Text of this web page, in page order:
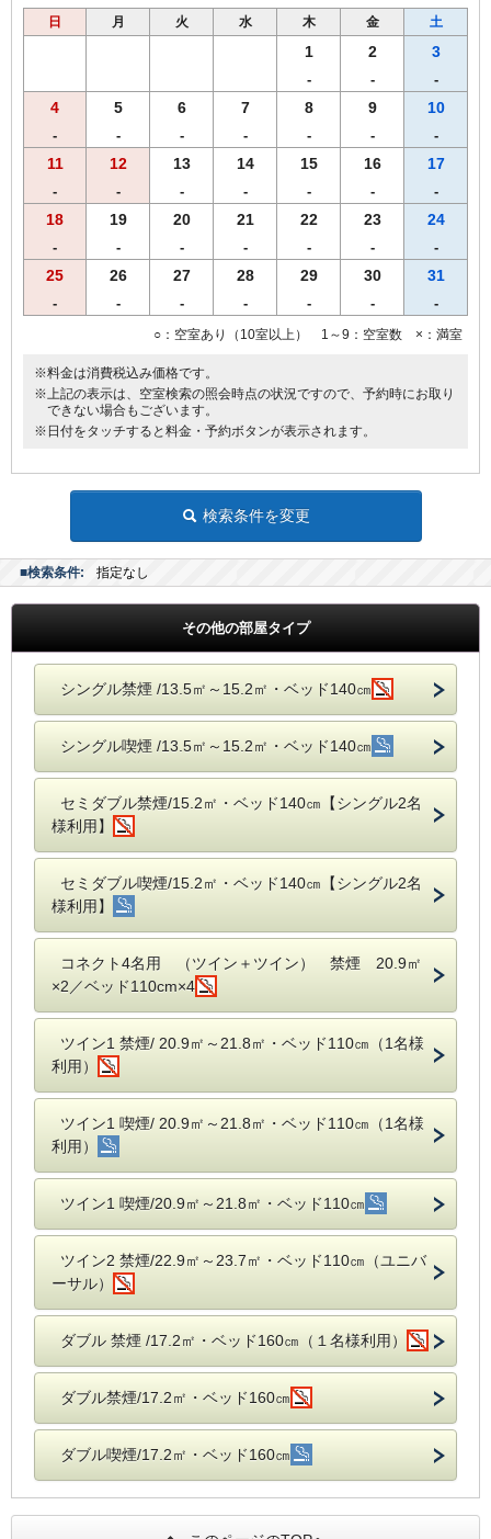
◆加湿機能付空気清浄機
◆枕元USBコンセント
◆HDMIケーブル完備
◆ＶＯＤルームシアター全室設置（1日1,000円）
●館内コインランドリー完備（有料）
※ダブルルームは全て線路に近いお部屋になっております。
始発～終電までのお時間は、電車の通過音が聞こえる場合がござい
日 月 火 水 木 金 土
1
-
2
-
3
-
4
-
5
-
6
-
7
-
8
-
9
-
10
-
11
-
12
-
13
-
14
-
15
-
16
-
17
-
18
-
19
-
20
-
21
-
22
-
23
-
24
-
25
-
26
-
27
-
28
-
29
-
30
-
31
-
○：空室あり（10室以上） 1～9：空室数 ×：満室
※料金は消費税込み価格です。
※上記の表示は、空室検索の照会時点の状況ですので、予約時にお取り
できない場合もございます。
※日付をタッチすると料金・予約ボタンが表示されます。
検索条件を変更
■検索条件: 指定なし
その他の部屋タイプ
シングル禁煙 /13.5㎡～15.2㎡・ベッド140㎝
シングル喫煙 /13.5㎡～15.2㎡・ベッド140㎝
セミダブル禁煙/15.2㎡・ベッド140㎝【シングル2名
様利用】
セミダブル喫煙/15.2㎡・ベッド140㎝【シングル2名
様利用】
コネクト4名用 （ツイン＋ツイン） 禁煙 20.9㎡
×2／ベッド110cm×4
ツイン1 禁煙/ 20.9㎡～21.8㎡・ベッド110㎝（1名様
利用）
ツイン1 喫煙/ 20.9㎡～21.8㎡・ベッド110㎝（1名様
利用）
ツイン1 喫煙/20.9㎡～21.8㎡・ベッド110㎝
ツイン2 禁煙/22.9㎡～23.7㎡・ベッド110㎝（ユニバ
ーサル）
ダブル 禁煙 /17.2㎡・ベッド160㎝（１名様利用）
ダブル禁煙/17.2㎡・ベッド160㎝
ダブル喫煙/17.2㎡・ベッド160㎝